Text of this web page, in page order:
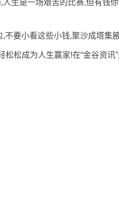
生是一场艰苦的比赛,但有钱
要小看这些小钱,聚沙成塔集
松成为人生赢家!在“金谷资